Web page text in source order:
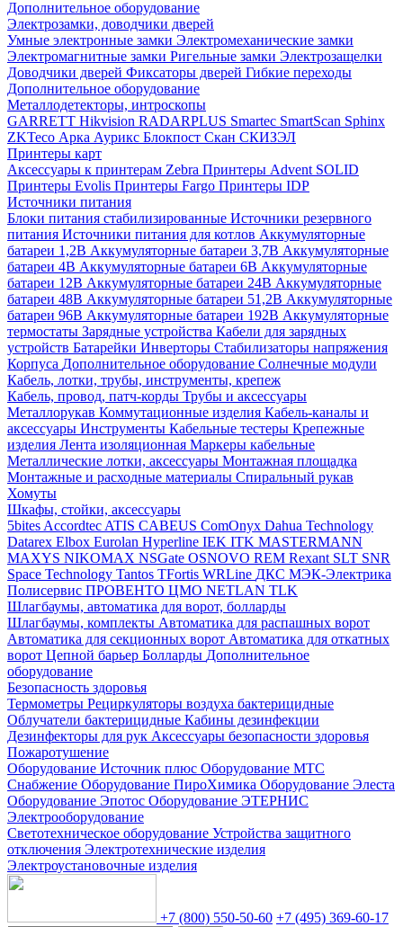
Дополнительное оборудование
Электрозамки, доводчики дверей
Умные электронные замки Электромеханические замки
Электромагнитные замки Ригельные замки Электрозащелки
Доводчики дверей Фиксаторы дверей Гибкие переходы
Дополнительное оборудование
Металлодетекторы, интроскопы
GARRETT Hikvision RADARPLUS Smartec SmartScan Sphinx
ZKTeco Арка Аурикс Блокпост Скан СКИЗЭЛ
Принтеры карт
Аксессуары к принтерам Zebra Принтеры Advent SOLID
Принтеры Evolis Принтеры Fargo Принтеры IDP
Источники питания
Блоки питания стабилизированные Источники резервного
питания Источники питания для котлов Аккумуляторные
батареи 1,2В Аккумуляторные батареи 3,7В Аккумуляторные
батареи 4В Аккумуляторные батареи 6В Аккумуляторные
батареи 12В Аккумуляторные батареи 24В Аккумуляторные
батареи 48В Аккумуляторные батареи 51,2В Аккумуляторные
батареи 96В Аккумуляторные батареи 192В Аккумуляторные
термостаты Зарядные устройства Кабели для зарядных
устройств Батарейки Инверторы Стабилизаторы напряжения
Корпуса Дополнительное оборудование Солнечные модули
Кабель, лотки, трубы, инструменты, крепеж
Кабель, провод, патч-корды Трубы и аксессуары
Металлорукав Коммутационные изделия Кабель-каналы и
аксессуары Инструменты Кабельные тестеры Крепежные
изделия Лента изоляционная Маркеры кабельные
Металлические лотки, аксессуары Монтажная площадка
Монтажные и расходные материалы Спиральный рукав
Хомуты
Шкафы, стойки, аксессуары
5bites Accordtec ATIS CABEUS ComOnyx Dahua Technology
Datarex Elbox Eurolan Hyperline IEK ITK MASTERMANN
MAXYS NIKOMAX NSGate OSNOVO REM Rexant SLT SNR
Space Technology Tantos TFortis WRLine ДКС МЭК-Электрика
Полисервис ПРОВЕНТО ЦМО NETLAN TLK
Шлагбаумы, автоматика для ворот, болларды
Шлагбаумы, комплекты Автоматика для распашных ворот
Автоматика для секционных ворот Автоматика для откатных
ворот Цепной барьер Болларды Дополнительное
оборудование
Безопасность здоровья
Термометры Рециркуляторы воздуха бактерицидные
Облучатели бактерицидные Кабины дезинфекции
Дезинфекторы для рук Аксессуары безопасности здоровья
Пожаротушение
Оборудование Источник плюс Оборудование МТС
Снабжение Оборудование ПироХимика Оборудование Элеста
Оборудование Эпотос Оборудование ЭТЕРНИС
Электрооборудование
Светотехническое оборудование Устройства защитного
отключения Электротехнические изделия
Электроустановочные изделия
+7 (800) 550-50-60 +7 (495) 369-60-17